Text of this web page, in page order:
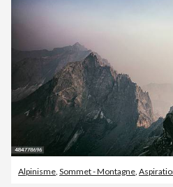
Alpinisme, Sommet - Montagne,